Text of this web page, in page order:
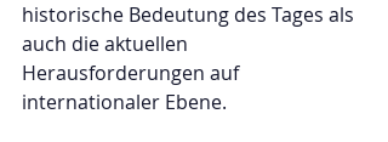
historische Bedeutung des Tages als
auch die aktuellen
Herausforderungen auf
internationaler Ebene.